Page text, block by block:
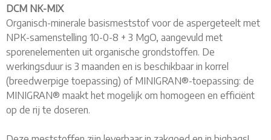
DCM NK-MIX
Organisch-minerale basismeststof voor de aspergeteelt met
NPK-samenstelling 10-0-8 + 3 MgO, aangevuld met
sporenelementen uit organische grondstoffen. De
werkingsduur is 3 maanden en is beschikbaar in korrel
(breedwerpige toepassing) of MINIGRAN®-toepassing: de
MINIGRAN® maakt het mogelijk om homogeen en efficiënt
op de rij te doseren.